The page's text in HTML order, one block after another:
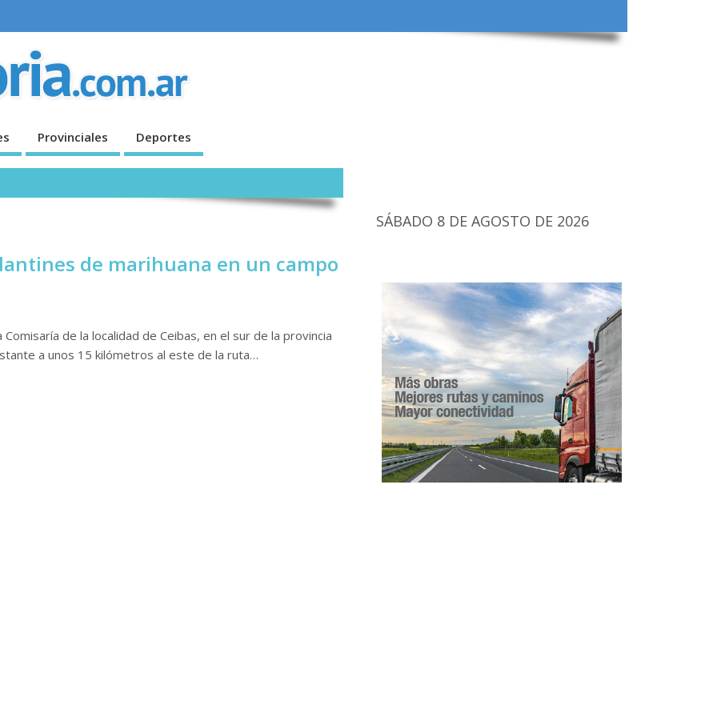
Provinciales Deportes
de marihuana en un campo
de la localidad de Ceibas, en el sur de la provincia
a unos 15 kilómetros al este de la ruta…
SÁBADO 8 DE AGOSTO DE 2026